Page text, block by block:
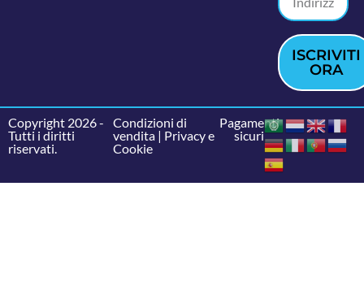
ISCRIVITI
ORA
Copyright 2026 -
Tutti i diritti
riservati.
Condizioni di
vendita| Privacy e
Cookie
Pagamenti
sicuri